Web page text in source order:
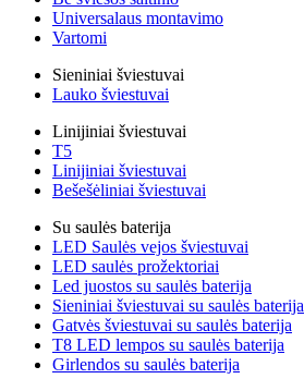
Universalaus montavimo
Vartomi
Sieniniai šviestuvai
Lauko šviestuvai
Linijiniai šviestuvai
T5
Linijiniai šviestuvai
Bešešėliniai šviestuvai
Su saulės baterija
LED Saulės vejos šviestuvai
LED saulės prožektoriai
Led juostos su saulės baterija
Sieniniai šviestuvai su saulės baterija
Gatvės šviestuvai su saulės baterija
T8 LED lempos su saulės baterija
Girlendos su saulės baterija